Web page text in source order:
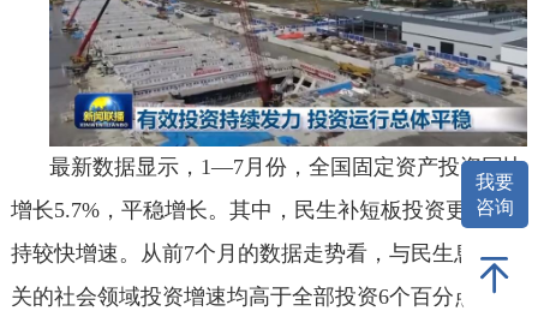
最新数据显示，1—7月份，全国固定资产投资同比
增长5.7%，平稳增长。其中，民生补短板投资更是保
持较快增速。从前7个月的数据走势看，与民生息息相
关的社会领域投资增速均高于全部投资6个百分点以
我要
咨询